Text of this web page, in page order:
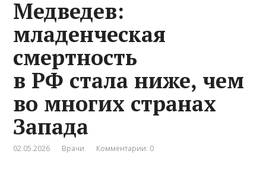
Медведев:
младенческая
смертность
в РФ стала ниже, чем
во многих странах
Запада
02.05.2026 Врачи Комментарии: 0